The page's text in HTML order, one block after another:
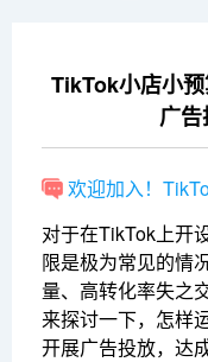
TikTok小店小
广
欢迎加入！
对于在TikTok上开
限是极为常见的情
量、高转化率失之
来探讨一下，怎样
开展广告投放，达